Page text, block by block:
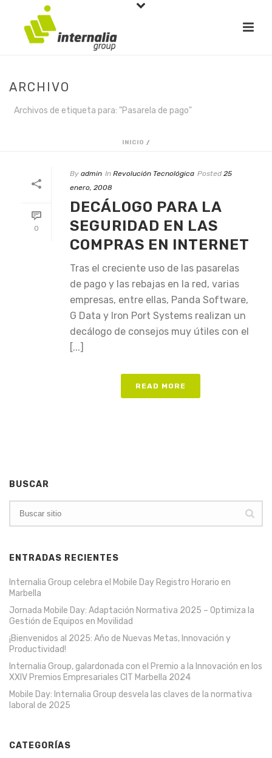
ARCHIVO
Archivos de etiqueta para: "Pasarela de pago"
INICIO /
0
By admin In Revolución Tecnológica Posted 25
enero, 2008
DECÁLOGO PARA LA
SEGURIDAD EN LAS
COMPRAS EN INTERNET
Tras el creciente uso de las pasarelas
de pago y las rebajas en la red, varias
empresas, entre ellas, Panda Software,
G Data y Iron Port Systems realizan un
decálogo de consejos muy útiles con el
[...]
READ MORE
BUSCAR
ENTRADAS RECIENTES
Internalia Group celebra el Mobile Day Registro Horario en
Marbella
Jornada Mobile Day: Adaptación Normativa 2025 – Optimiza la
Gestión de Equipos en Movilidad
¡Bienvenidos al 2025: Año de Nuevas Metas, Innovación y
Productividad!
Internalia Group, galardonada con el Premio a la Innovación en los
XXIV Premios Empresariales CIT Marbella 2024
Mobile Day: Internalia Group desvela las claves de la normativa
laboral de 2025
CATEGORÍAS